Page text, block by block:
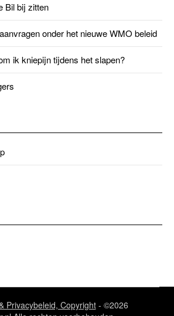
Bil bij zitten
onder het nieuwe WMO beleid
ik kniepijn tijdens het slapen?
Privacybeleid, Copyright- ©2026